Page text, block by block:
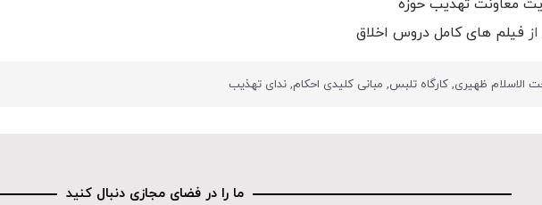
معاونت تهذیب حوزه
فیلم های کامل دروس اخلاق
الاسلام ظهیری,کارگاه تلبس, مبانی کلیدی احکام,ندای تهذیب
ما را در فضای مجازی دنبال کنید